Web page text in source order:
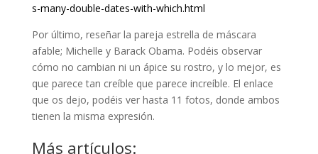
s-many-double-dates-with-which.html
Por último, reseñar la pareja estrella de máscara
afable; Michelle y Barack Obama. Podéis observar
cómo no cambian ni un ápice su rostro, y lo mejor, es
que parece tan creíble que parece increíble. El enlace
que os dejo, podéis ver hasta 11 fotos, donde ambos
tienen la misma expresión.
Más artículos: